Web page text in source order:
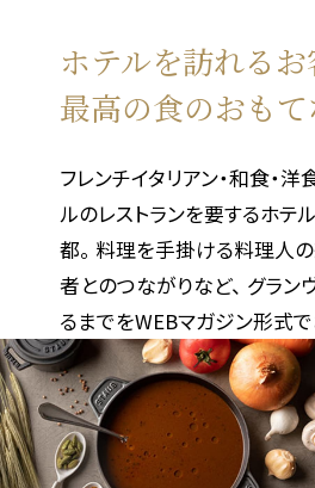
ホテルを訪れる
最高の食のおも
フレンチイタリアン・和食・
ルのレストランを要するホテ
都。 料理を手掛ける料理人
者とのつながりなど、 グラン
るまでをWEBマガジン形式で